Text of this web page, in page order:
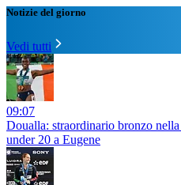
Notizie del giorno
Vedi tutti
09:07
Doualla: straordinario bronzo
under 20 a Eugene